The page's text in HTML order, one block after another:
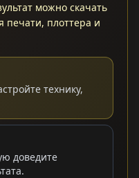
можно скачать
печати, плоттера и
технику,
доведите